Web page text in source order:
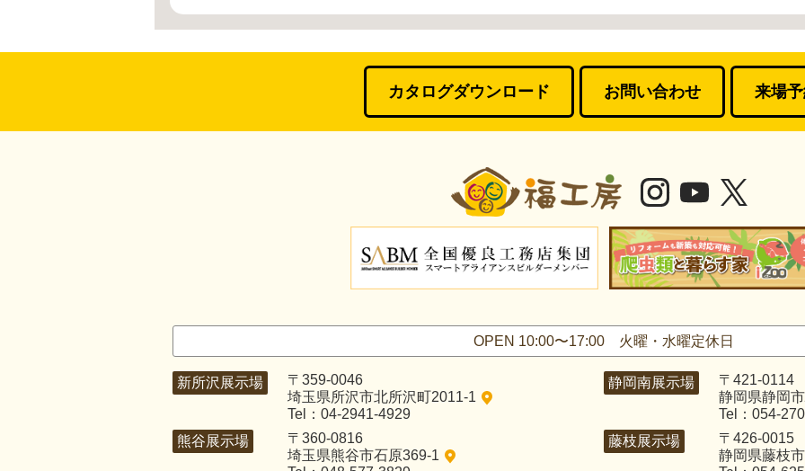
カタログダウンロード お問い合わせ 来場
OPEN 10:00〜17:00 火曜・水曜定休日
新所沢展示場
〒359-0046
埼玉県所沢市北所沢町2011-1
Tel：04-2941-4929
熊谷展示場
〒360-0816
埼玉県熊谷市石原369-1
静岡南展示場
〒421-0114
静岡県静岡
Tel：054-
藤枝展示場
〒426-0015
静岡県藤枝